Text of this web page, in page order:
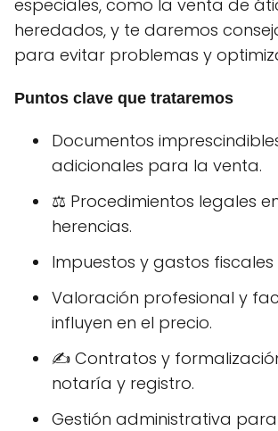
especiales, como la venta de
heredados, y te daremos
para evitar problemas y
Puntos clave que trataremos
Documentos
adicionales para la venta.
⚖️ Procedimientos legales
herencias.
Impuestos y gastos
Valoración profesional y
influyen en el precio.
✍️ Contratos y
notaría y registro.
Gestión administrativa